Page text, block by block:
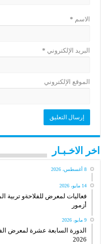
الاسم *
البريد الإلكتروني *
الموقع الإلكتروني
اخر الاخـبـار
8 أغسطس، 2026
14 مايو، 2026
فعاليات لمعرض للفلاحةو
أزمور
9 مايو، 2026
2026